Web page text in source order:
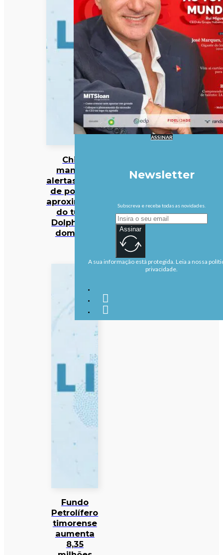
China
mantém
alertas antes
de possível
aproximação
do tufão
Dolphin no
domingo
Fundo
Petrolífero
timorense
aumenta
8,35
ASSINAR
Newsletter
Subscreva e receba todas as novidades.
Assinar
A sua informação está protegida. Leia a nossa
privacidade.